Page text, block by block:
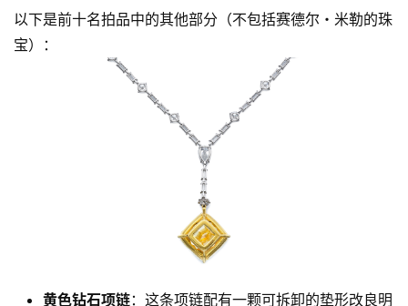
以下是前十名拍品中的其他部分（不包括赛德尔・米勒的珠
宝）：
黄色钻石项链：这条项链配有一颗可拆卸的垫形改良明